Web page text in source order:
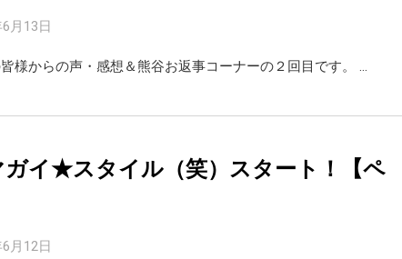
月13日
様からの声・感想＆熊谷お返事コーナーの２回目です。 …
ガイ★スタイル（笑）スタート！【ペ
月12日